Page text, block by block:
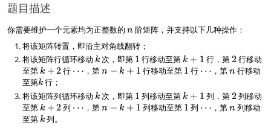
题目描述
你需要维护一个元素均为正整数的n
n 阶矩阵，并支持以下几种操作：
将该矩阵转置，即沿主对角线翻转；
将该矩阵行循环移动 k
k 次，即第 1
1 行移动至第k
+
k + 1 行，第2
2行移动
至第k
+
2
k +2行 \
d
o
⋯ ，第n
k
+
1
n − k + 1 行移动至第 1
1 行 \
d
⋯ ，第n
n行移动
至第k
k 行；
将该矩阵列循环移动 k
k 次，即第 1
1 列移动至第k
+
k + 1 列，第2
2列移动
至第k
+
k +2列 \
⋯ ，第n
n − k + 1 列移动至第 1
1 列 \⋯ ，第n
n列移动
至第k
k 列。